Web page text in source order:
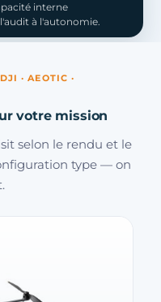
interne
à l'autonomie.
· AEOTIC ·
votre mission
selon le rendu et le
type — on